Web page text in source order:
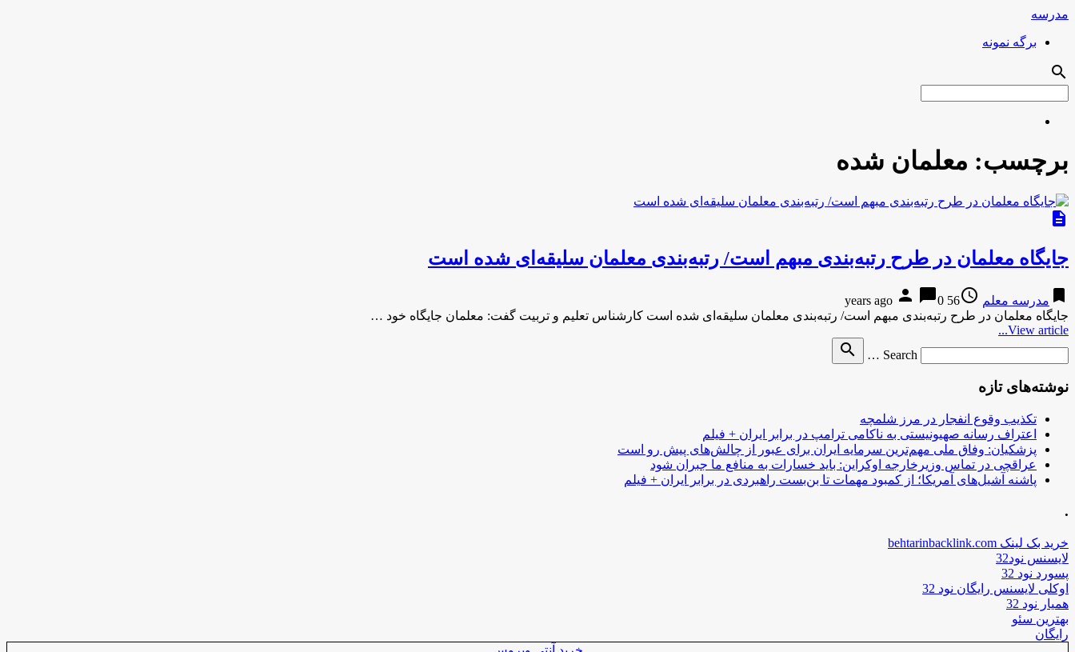
مدرسه
برگه نمونه
search
برچسب: معلمان شده
description
جایگاه معلمان در طرح رتبه‌بندی مبهم است/ رتبه‌بندی معلمان سلیقه‌ای شده است
bookmark مدرسه معلم access_time
56 years ago
person chat_bubble0
جایگاه معلمان در طرح رتبه‌بندی مبهم است/ رتبه‌بندی معلمان سلیقه‌ای شده است کارشناس تعلیم و تربیت گفت: معلمان جایگاه خود …
View article...
Search …
search
نوشته‌های تازه
تکذیب وقوع انفجار در مرز شلمچه
اعتراف رسانه صهیونیستی به ناکامی ترامپ در برابر ایران + فیلم
پزشکیان: وفاق ملی مهم‌ترین سرمایه ایران برای عبور از چالش‌های پیش رو است
عراقچی در تماس وزیرخارجه اوکراین: باید خسارات به منافع ما جبران شود
پاشنه آشیل‌های آمریکا؛ از کمبود مهمات تا بن‌بست راهبردی در برابر ایران + فیلم
.
خرید بک لینک behtarinbacklink.com
لایسنس نود32
پسورد نود 32
اوکلی لایسنس رایگان نود 32
همیار نود 32
بهترین سئو
رایگان